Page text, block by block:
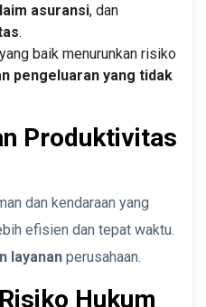
asuransi, dan
.
baik menurunkan risiko
pengeluaran yang tidak
Produktivitas
dan kendaraan yang
efisien dan tepat waktu.
layanan perusahaan.
Hukum